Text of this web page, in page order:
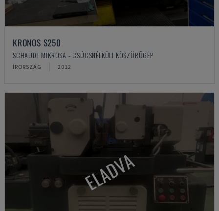
KRONOS S250
SCHAUDT MIKROSA - CSÚCSNÉLKÜLI KÖSZÖRŰGÉP
ÍRORSZÁG 2012
ELADVA